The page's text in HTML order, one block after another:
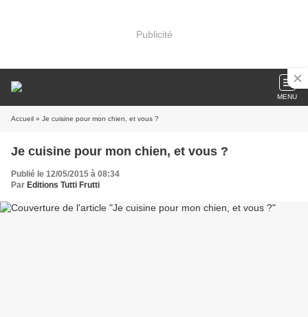
Publicité
MENU
Accueil » Je cuisine pour mon chien, et vous ?
Je cuisine pour mon chien, et vous ?
Publié le 12/05/2015 à 08:34
Par Editions Tutti Frutti